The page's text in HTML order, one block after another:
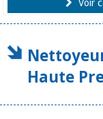
Voir
Haute